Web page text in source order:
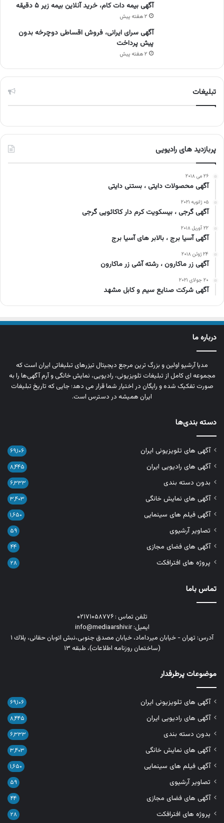
آگهی بیمه دات کام، خرید آنلاین بیمه زیر ۵ دقیقه
۲ هفته پیش
آگهی سرای ایرانی، فروش اقساطی دوچرخه بدون
پیش پرداخت
۲ هفته پیش
تبلیغات
پربازدید های رادیویی
۲۶ می ۲۰۱۸
آگهی محصولات دایتی ، بستنی دایتی
۰۵ ژانویه ۲۰۲۱
آگهی گرجی ، بیسکویت کرم دار کاکائویی گرجی
۲۲ آوریل ۲۰۱۸
آگهی آسیا برج ، بالابر های آسیا برج
۲۴ ژوئن ۲۰۱۸
آگهی زر ماکارون ، رشته آشی زر ماکارون
۲۰ جولای ۲۰۲۱
آگهی شرکت صنایع سیم و کابل مشهد
درباره ما
مدیا آرشیو اولین و بزرگ‌ ترین مرجع دیجیتال تیزرهای تبلیغاتی ایران است که
مجموعه‌ ای کامل از تبلیغات تلویزیونی، رادیویی، نمایش خانگی و آرم‌ آگهی‌ها را به‌
صورت تفکیک‌ شده و رایگان در اختیار شما قرار می‌ دهد؛ جایی که تاریخ تبلیغات
ایران همیشه در دسترس است.
دسته بندی‌ها
آگهی های تلویزیونی ایران ۶۹,۱۰۶
آگهی های رادیویی ایران ۸,۴۴۵
بدون دسته بندی ۶,۳۳۳
آگهی های نمایش خانگی ۳,۴۰۳
آگهی فیلم های سینمایی ۱,۶۵۰
تصاویر آرشیوی ۵۹
آگهی های فضای مجازی ۴۴
پروژه های افترافکت ۲۸
تماس باما
تلفن تماس : ۰۲۱۷۱۰۵۸۷۷۶
ایمیل: info@mediaarshiv.ir
آدرس: تهران - خیابان میرداماد، خیابان مصدق جنوبی،نبش اتوبان حقانی، پلاك ١
(ساختمان روزنامه اطلاعات)، طبقه ۱۳
موضوعات پرطرفدار
آگهی های تلویزیونی ایران ۶۹,۱۰۶
آگهی های رادیویی ایران ۸,۴۴۵
بدون دسته بندی ۶,۳۳۳
آگهی های نمایش خانگی ۳,۴۰۳
آگهی فیلم های سینمایی ۱,۶۵۰
تصاویر آرشیوی ۵۹
آگهی های فضای مجازی ۴۴
پروژه های افترافکت ۲۸